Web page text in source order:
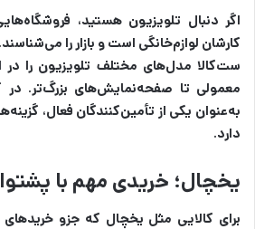
اگر دنبال تلویزیون هستید،
کارشان لوازم‌خانگی است و بازار را
ست‌کالا مدل‌های مختلف تلویزیون را در
معمولی تا صفحه‌نمایش‌های بزرگ‌تر. در
به‌عنوان یکی از تأمین‌کنندگان فعال،
دارد.
یخچال؛ خریدی مهم با
برای کالایی مثل یخچال که جزو